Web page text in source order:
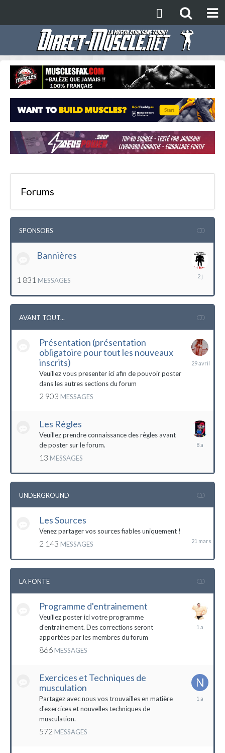
Forums
SPONSORS
Bannières
1 831 MESSAGES
lundi
AVANT TOUT...
Présentation (présentation
obligatoire pour tout les nouveaux
inscrits)
Veuillez vous presenter ici afin de pouvoir poster
dans les autres sections du forum
2 903 MESSAGES
29
Les Règles
Veuillez prendre connaissance des règles avant
de poster sur le forum.
13 MESSAGES
UNDERGROUND
Les Sources
Venez partager vos sources fiables uniquement !
2 143 MESSAGES
LA FONTE
Programme d'entrainement
Veuillez poster ici votre programme
d'entrainement. Des corrections seront
apportées par les membres du forum
866 MESSAGES
20
Exercices et Techniques de
musculation
Partagez avec nous vos trouvailles en matière
d'exercices et nouvelles techniques de
musculation.
572 MESSAGES
25